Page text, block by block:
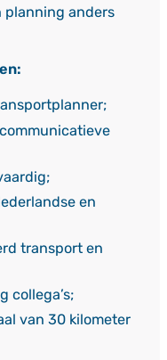
planning anders
en
transport en
collega’s;
van 30 kilometer